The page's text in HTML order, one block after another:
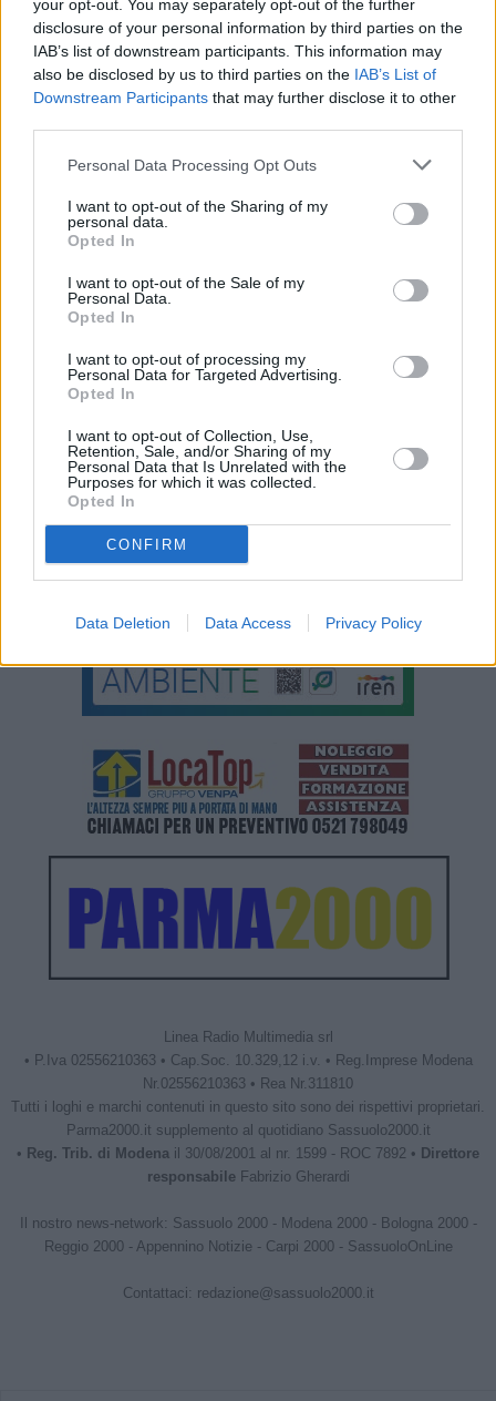
your opt-out. You may separately opt-out of the further
disclosure of your personal information by third parties on the
IAB’s list of downstream participants. This information may
also be disclosed by us to third parties on the IAB’s List of
Downstream Participants that may further disclose it to other
Personal Data Processing Opt Outs
I want to opt-out of the Sharing of my
personal data.
Opted In
I want to opt-out of the Sale of my
Personal Data.
Opted In
I want to opt-out of processing my
Personal Data for Targeted Advertising.
Opted In
I want to opt-out of Collection, Use,
Retention, Sale, and/or Sharing of my
Personal Data that Is Unrelated with the
Purposes for which it was collected.
Opted In
CONFIRM
Data Deletion Data Access Privacy Policy
defunti.
La misura della domenica ecologica, che normalmente a Modena si
applica tutte le domeniche (nell’ambito della manovra antismog
prevista dal Piano integrato per la qualità dell’aria, Pair 2020, della
giorno festivo.
Linea Radio Multimedia srl
• P.Iva 02556210363 • Cap.Soc. 10.329,12 i.v. • Reg.Imprese Modena
Nr.02556210363 • Rea Nr.311810
Tutti i loghi e marchi contenuti in questo sito sono dei rispettivi proprietari.
Parma2000.it supplemento al quotidiano Sassuolo2000.it
• Reg. Trib. di Modena il 30/08/2001 al nr. 1599 - ROC 7892 • Direttore
responsabileFabrizio Gherardi
Il nostro news-network: Sassuolo 2000- Modena 2000- Bologna 2000-
Reggio 2000- Appennino Notizie - Carpi 2000- SassuoloOnLine
Contattaci: redazione@sassuolo2000.it